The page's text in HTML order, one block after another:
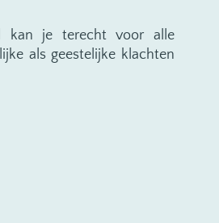
kan je terecht voor alle
als geestelijke klachten